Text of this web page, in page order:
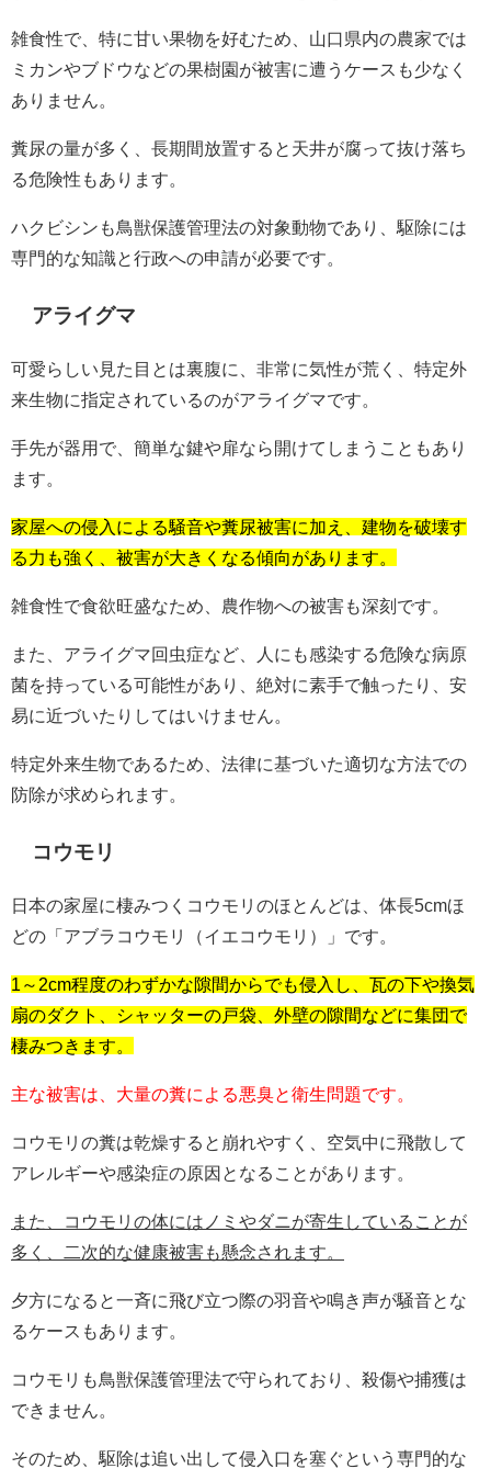
雑食性で、特に甘い果物を好むため、山口県内の農家では
ミカンやブドウなどの果樹園が被害に遭うケースも少なく
ありません。
糞尿の量が多く、長期間放置すると天井が腐って抜け落ち
る危険性もあります。
ハクビシンも鳥獣保護管理法の対象動物であり、駆除には
専門的な知識と行政への申請が必要です。
アライグマ
可愛らしい見た目とは裏腹に、非常に気性が荒く、特定外
来生物に指定されているのがアライグマです。
手先が器用で、簡単な鍵や扉なら開けてしまうこともあり
ます。
家屋への侵入による騒音や糞尿被害に加え、建物を破壊す
る力も強く、被害が大きくなる傾向があります。
雑食性で食欲旺盛なため、農作物への被害も深刻です。
また、アライグマ回虫症など、人にも感染する危険な病原
菌を持っている可能性があり、絶対に素手で触ったり、安
易に近づいたりしてはいけません。
特定外来生物であるため、法律に基づいた適切な方法での
防除が求められます。
コウモリ
日本の家屋に棲みつくコウモリのほとんどは、体長5cmほ
どの「アブラコウモリ（イエコウモリ）」です。
1～2cm程度のわずかな隙間からでも侵入し、瓦の下や換気
扇のダクト、シャッターの戸袋、外壁の隙間などに集団で
棲みつきます。
主な被害は、大量の糞による悪臭と衛生問題です。
コウモリの糞は乾燥すると崩れやすく、空気中に飛散して
アレルギーや感染症の原因となることがあります。
また、コウモリの体にはノミやダニが寄生していることが
多く、二次的な健康被害も懸念されます。
夕方になると一斉に飛び立つ際の羽音や鳴き声が騒音とな
るケースもあります。
コウモリも鳥獣保護管理法で守られており、殺傷や捕獲は
できません。
そのため、駆除は追い出して侵入口を塞ぐという専門的な